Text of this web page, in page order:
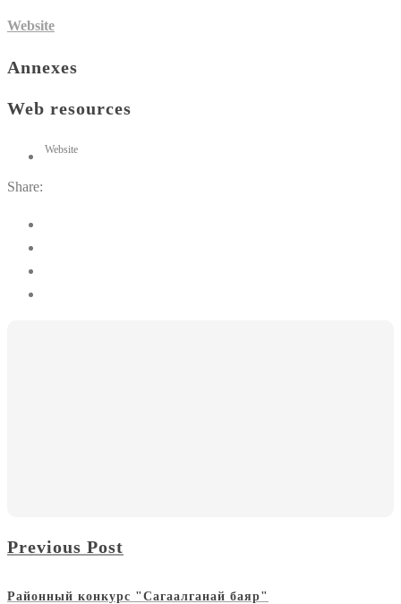
Website
Annexes
Web resources
Website
Share:
Previous Post
Районный конкурс "Сагаалганай баяр"